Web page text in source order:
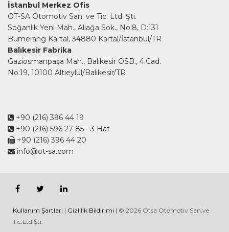
İstanbul Merkez Ofis
OT-SA Otomotiv San. ve Tic. Ltd. Şti.
Soğanlık Yeni Mah., Aliağa Sok., No:8, D:131
Bumerang Kartal, 34880 Kartal/İstanbul/TR
Balıkesir Fabrika
Gaziosmanpaşa Mah., Balıkesir OSB., 4.Cad.
No:19, 10100 Altıeylül/Balıkesir/TR
+90 (216) 396 44 19
+90 (216) 596 27 85 - 3 Hat
+90 (216) 396 44 20
info@ot-sa.com
Kullanım Şartları | Gizlilik Bildirimi | © 2026 Otsa Otomotiv San.ve
Tic.Ltd.Şti.